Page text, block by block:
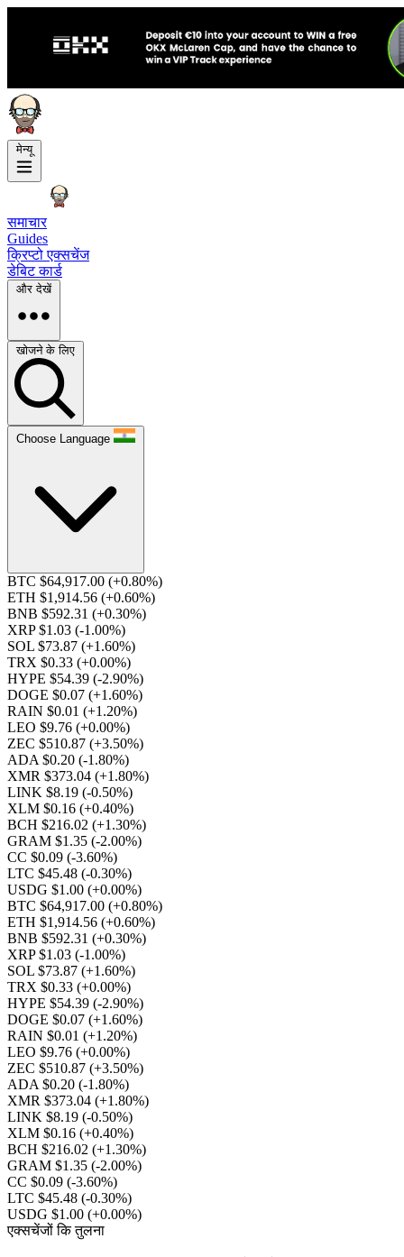
मेन्यू
समाचार
Guides
क्रिप्टो एक्सचेंज
डेबिट कार्ड
और देखें
खोजने के लिए
Choose Language
BTC $64,917.00 (+0.80%)
ETH $1,914.56 (+0.60%)
BNB $592.31 (+0.30%)
XRP $1.03 (-1.00%)
SOL $73.87 (+1.60%)
TRX $0.33 (+0.00%)
HYPE $54.39 (-2.90%)
DOGE $0.07 (+1.60%)
RAIN $0.01 (+1.20%)
LEO $9.76 (+0.00%)
ZEC $510.87 (+3.50%)
ADA $0.20 (-1.80%)
XMR $373.04 (+1.80%)
LINK $8.19 (-0.50%)
XLM $0.16 (+0.40%)
BCH $216.02 (+1.30%)
GRAM $1.35 (-2.00%)
CC $0.09 (-3.60%)
LTC $45.48 (-0.30%)
USDG $1.00 (+0.00%)
BTC $64,917.00 (+0.80%)
ETH $1,914.56 (+0.60%)
BNB $592.31 (+0.30%)
XRP $1.03 (-1.00%)
SOL $73.87 (+1.60%)
TRX $0.33 (+0.00%)
HYPE $54.39 (-2.90%)
DOGE $0.07 (+1.60%)
RAIN $0.01 (+1.20%)
LEO $9.76 (+0.00%)
ZEC $510.87 (+3.50%)
ADA $0.20 (-1.80%)
XMR $373.04 (+1.80%)
LINK $8.19 (-0.50%)
XLM $0.16 (+0.40%)
BCH $216.02 (+1.30%)
GRAM $1.35 (-2.00%)
CC $0.09 (-3.60%)
LTC $45.48 (-0.30%)
USDG $1.00 (+0.00%)
एक्सचेंजों कि तुलना